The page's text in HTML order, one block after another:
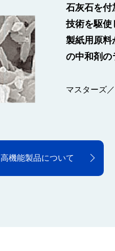
⽯灰⽯を付
技術を駆使
製紙⽤原料
の中和剤の
マスターズ
高機能製品について
奥多摩地区
として、多
石灰石／生
石灰製品について
青梅地区で
トやコンク
ます。お客
⽤意してお
コンクリー
砂岩製品について
⽯灰⽯は私
セメントや
ム、プラス
に幅広く利
鉄鋼／製紙
用途別利用について